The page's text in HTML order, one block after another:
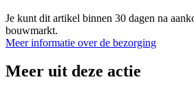
Je kunt dit artikel binnen 30 dagen na
bouwmarkt.
Meer informatie over de bezorging
Meer uit deze actie